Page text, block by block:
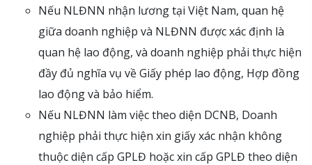
Nếu NLĐNN nhận lương tại Việt Nam, quan hệ
giữa doanh nghiệp và NLĐNN được xác định là
quan hệ lao động, và doanh nghiệp phải thực hiện
đầy đủ nghĩa vụ về Giấy phép lao động, Hợp đồng
lao động và bảo hiểm.
Nếu NLĐNN làm việc theo diện DCNB, Doanh
nghiệp phải thực hiện xin giấy xác nhận không
thuộc diện cấp GPLĐ hoặc xin cấp GPLĐ theo diện